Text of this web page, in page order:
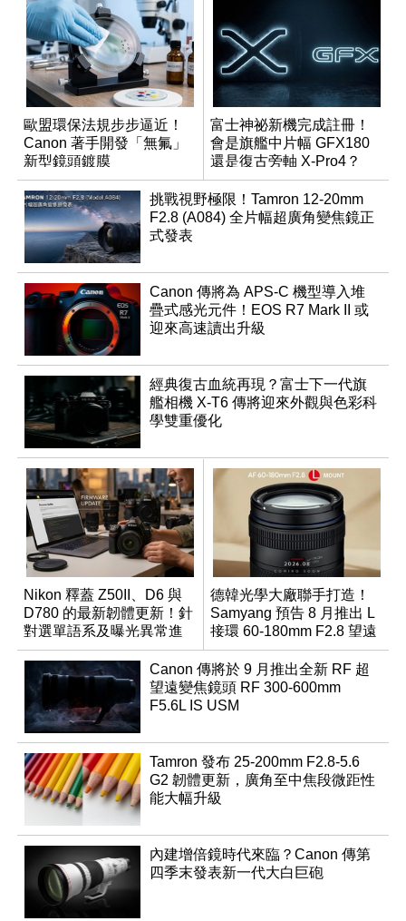
歐盟環保法規步步逼近！
Canon 著手開發「無氟」
新型鏡頭鍍膜
富士神祕新機完成註冊！
會是旗艦中片幅 GFX180
還是復古旁軸 X-Pro4？
挑戰視野極限！Tamron 12-20mm
F2.8 (A084) 全片幅超廣角變焦鏡正
式發表
Canon 傳將為 APS-C 機型導入堆
疊式感光元件！EOS R7 Mark II 或
迎來高速讀出升級
經典復古血統再現？富士下一代旗
艦相機 X-T6 傳將迎來外觀與色彩科
學雙重優化
Nikon 釋蓋 Z50II、D6 與
D780 的最新韌體更新！針
對選單語系及曝光異常進
行修復
德韓光學大廠聯手打造！
Samyang 預告 8 月推出 L
接環 60-180mm F2.8 望遠
變焦鏡
Canon 傳將於 9 月推出全新 RF 超
望遠變焦鏡頭 RF 300-600mm
F5.6L IS USM
Tamron 發布 25-200mm F2.8-5.6
G2 韌體更新，廣角至中焦段微距性
能大幅升級
內建增倍鏡時代來臨？Canon 傳第
四季末發表新一代大白巨砲